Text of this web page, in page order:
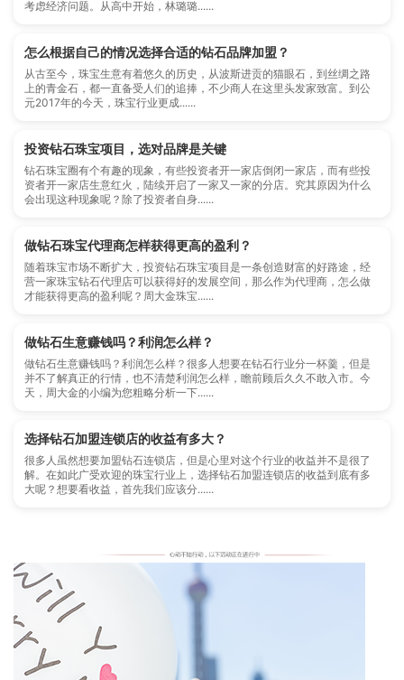
考虑经济问题。从高中开始，林璐璐......
怎么根据自己的情况选择合适的钻石品牌加盟？
从古至今，珠宝生意有着悠久的历史，从波斯进贡的猫眼石，到丝绸之路
上的青金石，都一直备受人们的追捧，不少商人在这里头发家致富。到公
元2017年的今天，珠宝行业更成......
投资钻石珠宝项目，选对品牌是关键
钻石珠宝圈有个有趣的现象，有些投资者开一家店倒闭一家店，而有些投
资者开一家店生意红火，陆续开启了一家又一家的分店。究其原因为什么
会出现这种现象呢？除了投资者自身......
做钻石珠宝代理商怎样获得更高的盈利？
随着珠宝市场不断扩大，投资钻石珠宝项目是一条创造财富的好路途，经
营一家珠宝钻石代理店可以获得好的发展空间，那么作为代理商，怎么做
才能获得更高的盈利呢？周大金珠宝......
做钻石生意赚钱吗？利润怎么样？
做钻石生意赚钱吗？利润怎么样？很多人想要在钻石行业分一杯羹，但是
并不了解真正的行情，也不清楚利润怎么样，瞻前顾后久久不敢入市。今
天，周大金的小编为您粗略分析一下......
选择钻石加盟连锁店的收益有多大？
很多人虽然想要加盟钻石连锁店，但是心里对这个行业的收益并不是很了
解。在如此广受欢迎的珠宝行业上，选择钻石加盟连锁店的收益到底有多
大呢？想要看收益，首先我们应该分......